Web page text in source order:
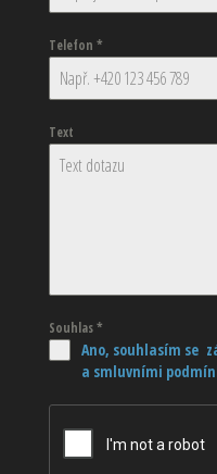
Telefon *
Text
Souhlas*
Ano, souhlasím se
a smluvními